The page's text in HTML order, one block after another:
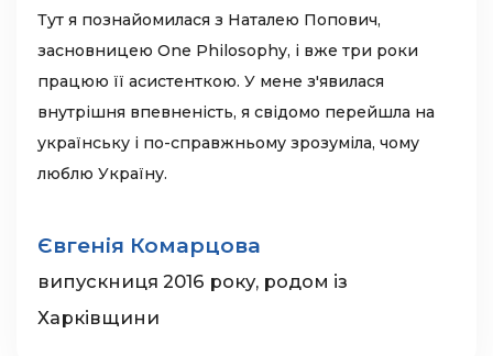
Тут я познайомилася з Наталею Попович,
засновницею One Philosophy, і вже три роки
працюю її асистенткою. У мене з'явилася
внутрішня впевненість, я свідомо перейшла на
українську і по-справжньому зрозуміла, чому
люблю Україну.
Євгенія Комарцова
випускниця 2016 року, родом із
Харківщини